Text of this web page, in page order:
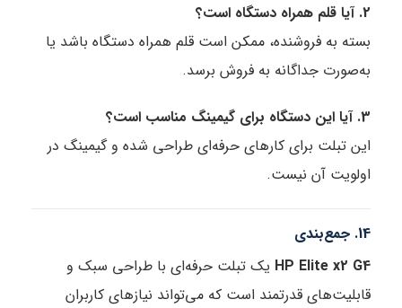
2. آیا قلم همراه دستگاه است؟
بسته به فروشنده، ممکن است قلم همراه دستگاه باشد یا
به‌صورت جداگانه به فروش برسد.
3. آیا این دستگاه برای گیمینگ مناسب است؟
این تبلت برای کارهای حرفه‌ای طراحی شده و گیمینگ در
اولویت آن نیست.
14. جمع‌بندی
HP Elite x2 G4 یک تبلت حرفه‌ای با طراحی سبک و
قابلیت‌های قدرتمند است که می‌تواند نیازهای کاربران